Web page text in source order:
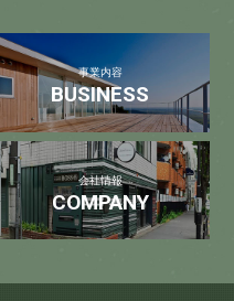
事業内容
BUSINESS
会社情報
COMPANY